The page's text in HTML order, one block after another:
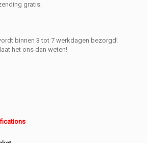
gratis.
binnen 3 tot 7 werkdagen bezorgd!
het ons dan weten!